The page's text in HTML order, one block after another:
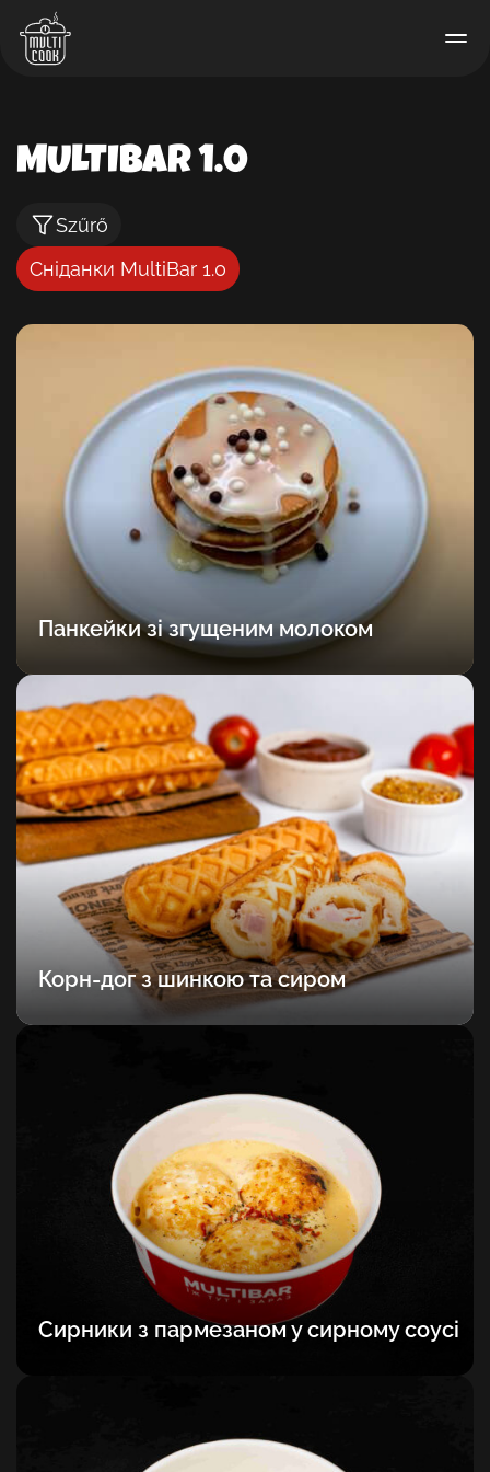
MULTIBAR 1.0
Szűrő
Сніданки MultiBar 1.0
Панкейки зі згущеним молоком
Корн-дог з шинкою та сиром
Сирники з пармезаном у сирному соусі